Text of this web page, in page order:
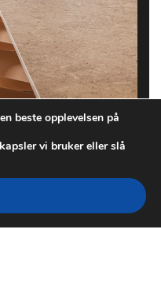
beste opplevelsen på
vi bruker eller slå